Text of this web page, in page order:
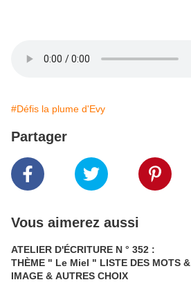
#Défis la plume d'Evy
Partager
Vous aimerez aussi
ATELIER D'ÉCRITURE N ° 352 :
THÈME " Le Miel " LISTE DES MOTS &
IMAGE & AUTRES CHOIX